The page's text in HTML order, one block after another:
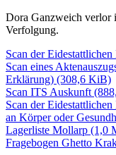
Dora Ganzweich verlor
Verfolgung.
Scan der
Scan eines
Erklärung) (308,6 KiB)
Scan ITS Auskunft
Scan der
an Körper oder
Lagerliste Mollarp (1,0
Fragebogen Ghetto